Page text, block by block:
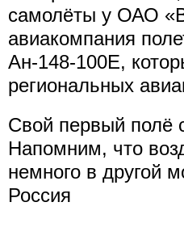
самолёты у ОАО
авиакомпания
Ан-148-100Е,
региональных
Свой первый полё
Напомним, что
немного в другой
Россия